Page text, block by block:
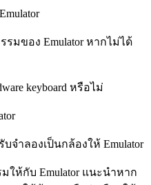
รมของ Emulator หากไม่ได้
keyboard หรือไม่
บจำลองเป็นกล้องให้ Emulator
ให้กับ Emulator แนะนำหาก